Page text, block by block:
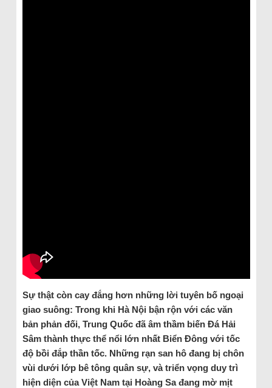
Sự thật còn cay đắng hơn những lời tuyên bố ngoại
giao suông: Trong khi Hà Nội bận rộn với các văn
bản phản đối, Trung Quốc đã âm thầm biến Đá Hải
Sâm thành thực thể nổi lớn nhất Biển Đông với tốc
độ bồi đắp thần tốc. Những rạn san hô đang bị chôn
vùi dưới lớp bê tông quân sự, và triển vọng duy trì
hiện diện của Việt Nam tại Hoàng Sa đang mờ mịt